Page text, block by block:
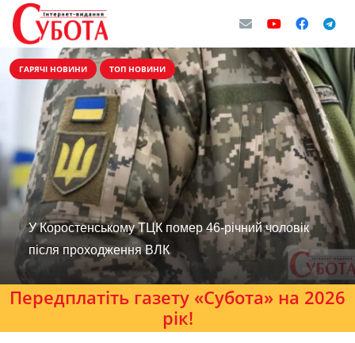
ГАРЯЧІ НОВИНИ ТОП НОВИНИ
У Коростенському ТЦК помер 46-річний чоловік
після проходження ВЛК
Передплатіть газету «Субота» на 2026
рік!